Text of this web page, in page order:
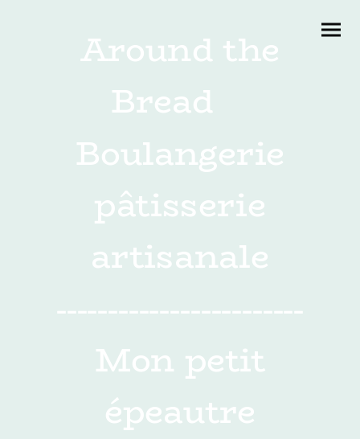
Around the
Bread
Boulangerie
pâtisserie
artisanale
------------------------
Mon petit
épeautre